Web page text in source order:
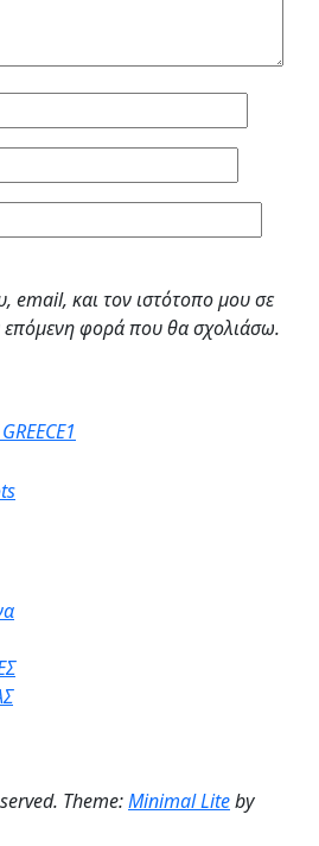
email, και τον ιστότοπο μου σε
επόμενη φορά που θα σχολιάσω.
Theme:Minimal Liteby